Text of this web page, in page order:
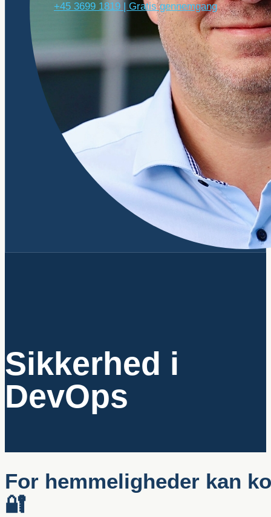
+45 3699 1819 | Gratis gennemgang
Sikkerhed i
DevOps
For hemmeligheder kan
🔐